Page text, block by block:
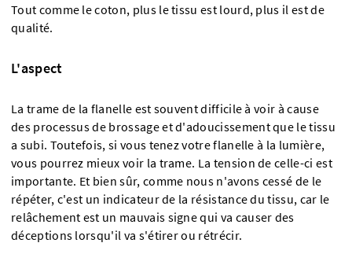
Tout comme le coton, plus le tissu est lourd, plus il est de
qualité.
L'aspect
La trame de la flanelle est souvent difficile à voir à cause
des processus de brossage et d'adoucissement que le tissu
a subi. Toutefois, si vous tenez votre flanelle à la lumière,
vous pourrez mieux voir la trame. La tension de celle-ci est
importante. Et bien sûr, comme nous n'avons cessé de le
répéter, c'est un indicateur de la résistance du tissu, car le
relâchement est un mauvais signe qui va causer des
déceptions lorsqu'il va s'étirer ou rétrécir.